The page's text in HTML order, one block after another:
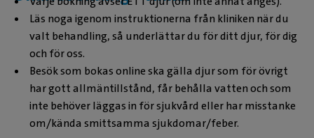
Läs noga igenom instruktionerna från kliniken när du
valt behandling, så underlättar du för ditt djur, för dig
och för oss.
Besök som bokas online ska gälla djur som för övrigt
har gott allmäntillstånd, får behålla vatten och som
inte behöver läggas in för sjukvård eller har misstanke
om/kända smittsamma sjukdomar/feber.